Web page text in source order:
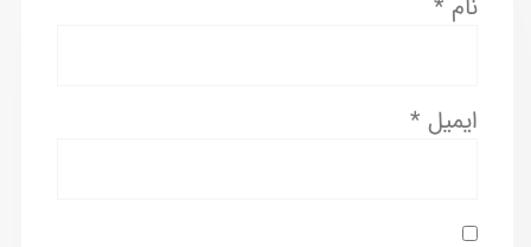
نام *
ایمیل *